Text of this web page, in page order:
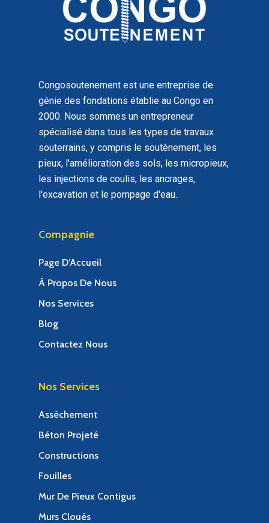
Congosoutenement est une entreprise de
génie des fondations établie au Congo en
2000. Nous sommes un entrepreneur
spécialisé dans tous les types de travaux
souterrains, y compris le soutènement, les
pieux, l'amélioration des sols, les micropieux,
les injections de coulis, les ancrages,
l'excavation et le pompage d'eau.
Compagnie
Page D’Accueil
À Propos De Nous
Nos Services
Blog
Contactez Nous
Nos Services
Assèchement
Béton Projeté
Constructions
Fouilles
Mur De Pieux Contigus
Murs Cloués